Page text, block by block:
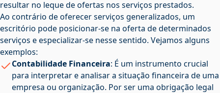
resultar no leque de ofertas nos serviços prestados.
Ao contrário de oferecer serviços generalizados, um
escritório pode posicionar-se na oferta de determinados
serviços e especializar-se nesse sentido. Vejamos alguns
exemplos:
Contabilidade Financeira: É um instrumento crucial
para interpretar e analisar a situação financeira de uma
empresa ou organização. Por ser uma obrigação legal